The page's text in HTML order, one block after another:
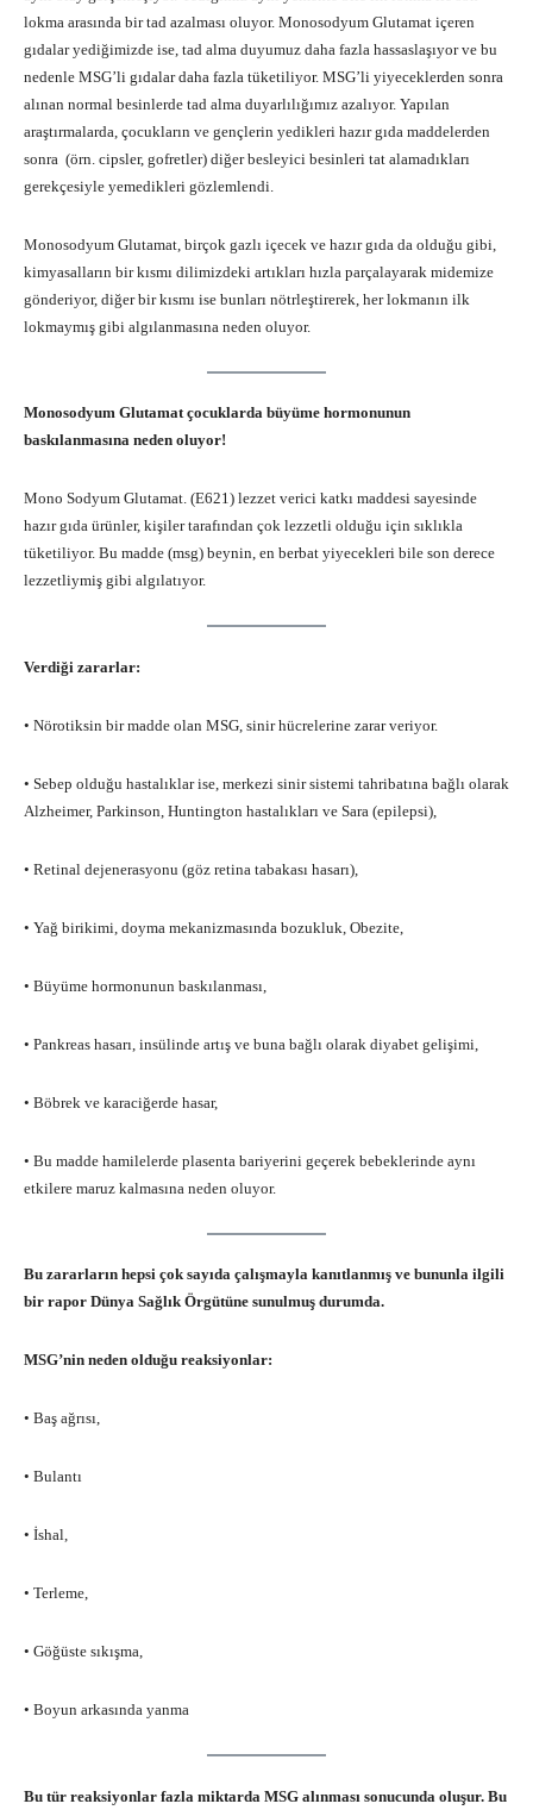
lokma arasında bir tad azalması oluyor. Monosodyum Glutamat içeren
gıdalar yediğimizde ise, tad alma duyumuz daha fazla hassaslaşıyor ve bu
nedenle MSG’li gıdalar daha fazla tüketiliyor. MSG’li yiyeceklerden sonra
alınan normal besinlerde tad alma duyarlılığımız azalıyor. Yapılan
araştırmalarda, çocukların ve gençlerin yedikleri hazır gıda maddelerden
sonra (örn. cipsler, gofretler) diğer besleyici besinleri tat alamadıkları
gerekçesiyle yemedikleri gözlemlendi.
Monosodyum Glutamat, birçok gazlı içecek ve hazır gıda da olduğu gibi,
kimyasalların bir kısmı dilimizdeki artıkları hızla parçalayarak midemize
gönderiyor, diğer bir kısmı ise bunları nötrleştirerek, her lokmanın ilk
lokmaymış gibi algılanmasına neden oluyor.
Monosodyum Glutamat çocuklarda büyüme hormonunun
baskılanmasına neden oluyor!
Mono Sodyum Glutamat. (E621) lezzet verici katkı maddesi sayesinde
hazır gıda ürünler, kişiler tarafından çok lezzetli olduğu için sıklıkla
tüketiliyor. Bu madde (msg) beynin, en berbat yiyecekleri bile son derece
lezzetliymiş gibi algılatıyor.
Verdiği zararlar:
• Nörotiksin bir madde olan MSG, sinir hücrelerine zarar veriyor.
• Sebep olduğu hastalıklar ise, merkezi sinir sistemi tahribatına bağlı olarak
Alzheimer, Parkinson, Huntington hastalıkları ve Sara (epilepsi),
• Retinal dejenerasyonu (göz retina tabakası hasarı),
• Yağ birikimi, doyma mekanizmasında bozukluk, Obezite,
• Büyüme hormonunun baskılanması,
• Pankreas hasarı, insülinde artış ve buna bağlı olarak diyabet gelişimi,
• Böbrek ve karaciğerde hasar,
• Bu madde hamilelerde plasenta bariyerini geçerek bebeklerinde aynı
etkilere maruz kalmasına neden oluyor.
Bu zararların hepsi çok sayıda çalışmayla kanıtlanmış ve bununla ilgili
bir rapor Dünya Sağlık Örgütüne sunulmuş durumda.
MSG’nin neden olduğu reaksiyonlar:
• Baş ağrısı,
• Bulantı
• İshal,
• Terleme,
• Göğüste sıkışma,
• Boyun arkasında yanma
Bu tür reaksiyonlar fazla miktarda MSG alınması sonucunda oluşur. Bu